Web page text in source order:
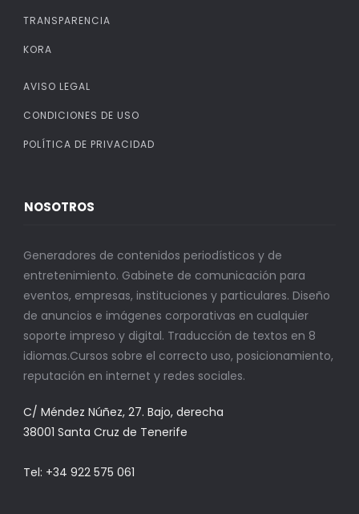
TRANSPARENCIA
KORA
AVISO LEGAL
CONDICIONES DE USO
POLÍTICA DE PRIVACIDAD
NOSOTROS
Generadores de contenidos periodísticos y de
entretenimiento. Gabinete de comunicación para
eventos, empresas, instituciones y particulares. Diseño
de anuncios e imágenes corporativas en cualquier
soporte impreso y digital. Traducción de textos en 8
idiomas.Cursos sobre el correcto uso, posicionamiento,
reputación en internet y redes sociales.
C/ Méndez Núñez, 27. Bajo, derecha
38001 Santa Cruz de Tenerife
Tel: +34 922 575 061